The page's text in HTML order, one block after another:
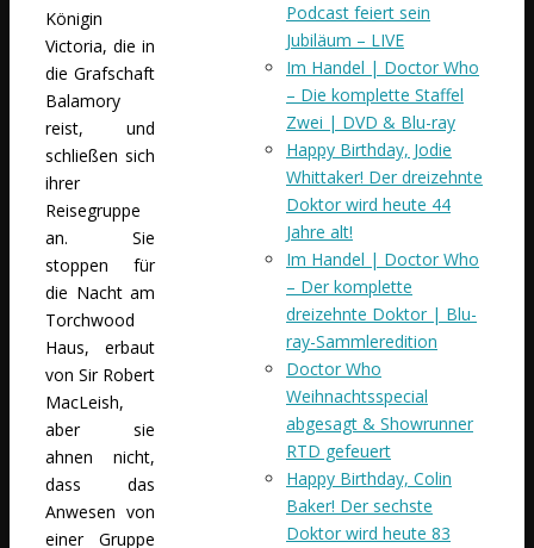
Königin
Victoria, die in
die Grafschaft
Balamory
reist, und
schließen sich
ihrer
Reisegruppe
an. Sie
stoppen für
die Nacht am
Torchwood
Haus, erbaut
von Sir Robert
MacLeish,
aber sie
ahnen nicht,
dass das
Anwesen von
einer Gruppe
Podcast feiert sein
Jubiläum – LIVE
Im Handel | Doctor Who
– Die komplette Staffel
Zwei | DVD & Blu-ray
Happy Birthday, Jodie
Whittaker! Der dreizehnte
Doktor wird heute 44
Jahre alt!
Im Handel | Doctor Who
– Der komplette
dreizehnte Doktor | Blu-
ray-Sammleredition
Doctor Who
Weihnachtsspecial
abgesagt & Showrunner
RTD gefeuert
Happy Birthday, Colin
Baker! Der sechste
Doktor wird heute 83